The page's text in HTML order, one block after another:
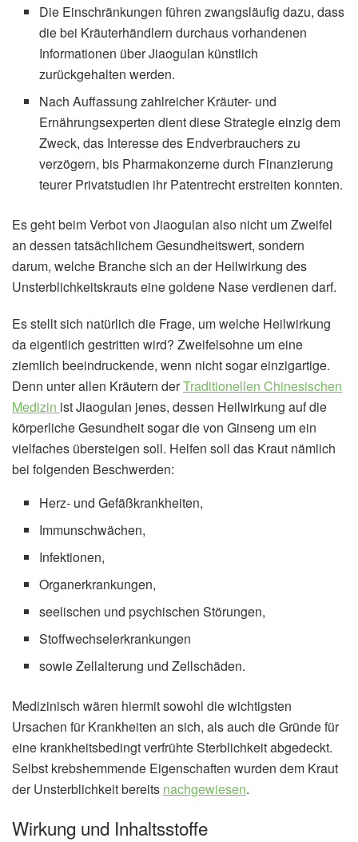
Die Einschränkungen führen zwangsläufig dazu, dass
die bei Kräuterhändlern durchaus vorhandenen
Informationen über Jiaogulan künstlich
zurückgehalten werden.
Nach Auffassung zahlreicher Kräuter- und
Ernährungsexperten dient diese Strategie einzig dem
Zweck, das Interesse des Endverbrauchers zu
verzögern, bis Pharmakonzerne durch Finanzierung
teurer Privatstudien ihr Patentrecht erstreiten konnten.
Es geht beim Verbot von Jiaogulan also nicht um Zweifel
an dessen tatsächlichem Gesundheitswert, sondern
darum, welche Branche sich an der Heilwirkung des
Unsterblichkeitskrauts eine goldene Nase verdienen darf.
Es stellt sich natürlich die Frage, um welche Heilwirkung
da eigentlich gestritten wird? Zweifelsohne um eine
ziemlich beeindruckende, wenn nicht sogar einzigartige.
Denn unter allen Kräutern derTraditionellen Chinesischen
Medizin ist Jiaogulan jenes, dessen Heilwirkung auf die
körperliche Gesundheit sogar die von Ginseng um ein
vielfaches übersteigen soll. Helfen soll das Kraut nämlich
bei folgenden Beschwerden:
Herz- und Gefäßkrankheiten,
Immunschwächen,
Infektionen,
Organerkrankungen,
seelischen und psychischen Störungen,
Stoffwechselerkrankungen
sowie Zellalterung und Zellschäden.
Medizinisch wären hiermit sowohl die wichtigsten
Ursachen für Krankheiten an sich, als auch die Gründe für
eine krankheitsbedingt verfrühte Sterblichkeit abgedeckt.
Selbst krebshemmende Eigenschaften wurden dem Kraut
der Unsterblichkeit bereits nachgewiesen.
Wirkung und Inhaltsstoffe